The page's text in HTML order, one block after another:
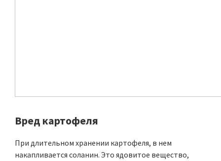
Вред картофеля
При длительном хранении картофеля, в нем
накапливается соланин. Это ядовитое вещество,